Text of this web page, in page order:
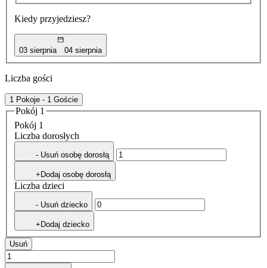
Kiedy przyjedziesz?
03 sierpnia 04 sierpnia
Liczba gości
1 Pokoje - 1 Goście
Pokój 1
Pokój 1
Liczba dorosłych
- Usuń osobę dorosłą
+Dodaj osobę dorosłą
Liczba dzieci
- Usuń dziecko
+Dodaj dziecko
Usuń